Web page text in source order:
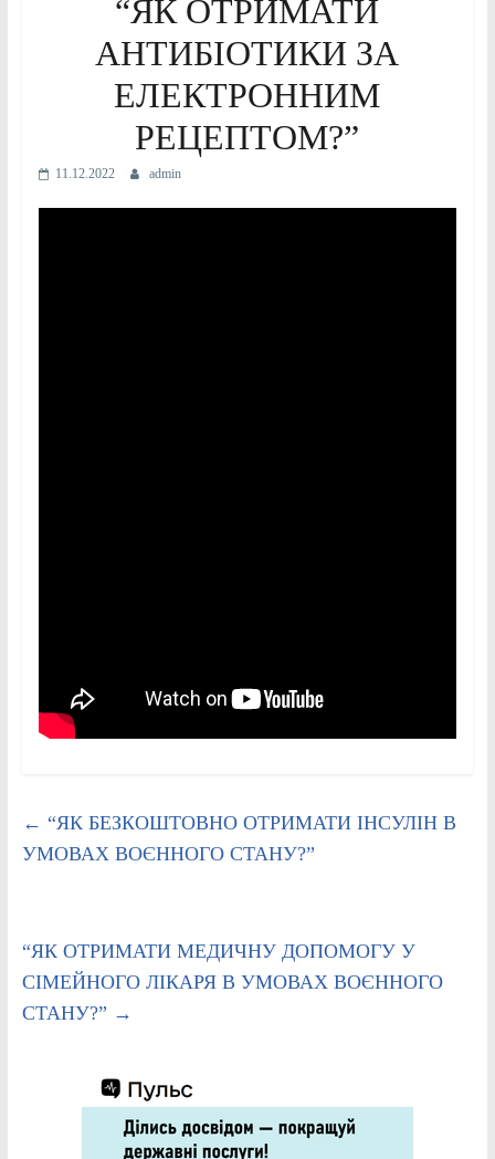
“ЯК ОТРИМАТИ
АНТИБІОТИКИ ЗА
ЕЛЕКТРОННИМ
РЕЦЕПТОМ?”
11.12.2022 admin
← “ЯК БЕЗКОШТОВНО ОТРИМАТИ ІНСУЛІН В
УМОВАХ ВОЄННОГО СТАНУ?”
“ЯК ОТРИМАТИ МЕДИЧНУ ДОПОМОГУ У
СІМЕЙНОГО ЛІКАРЯ В УМОВАХ ВОЄННОГО
СТАНУ?” →